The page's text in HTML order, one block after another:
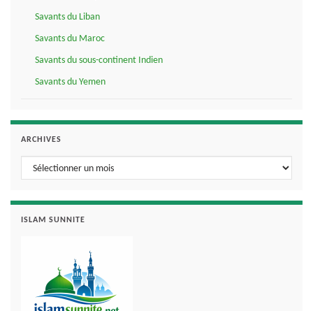
Savants du Liban
Savants du Maroc
Savants du sous-continent Indien
Savants du Yemen
ARCHIVES
Archives
ISLAM SUNNITE